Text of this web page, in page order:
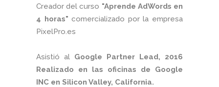
Creador del curso "Aprende AdWords en
4 horas" comercializado por la empresa
PixelPro.es
Asistió al Google Partner Lead, 2016
Realizado en las oficinas de Google
INC en Silicon Valley, California.